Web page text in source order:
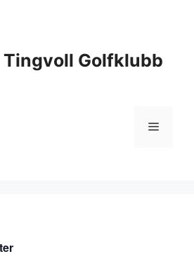
Tingvoll Golfklubb
Meny